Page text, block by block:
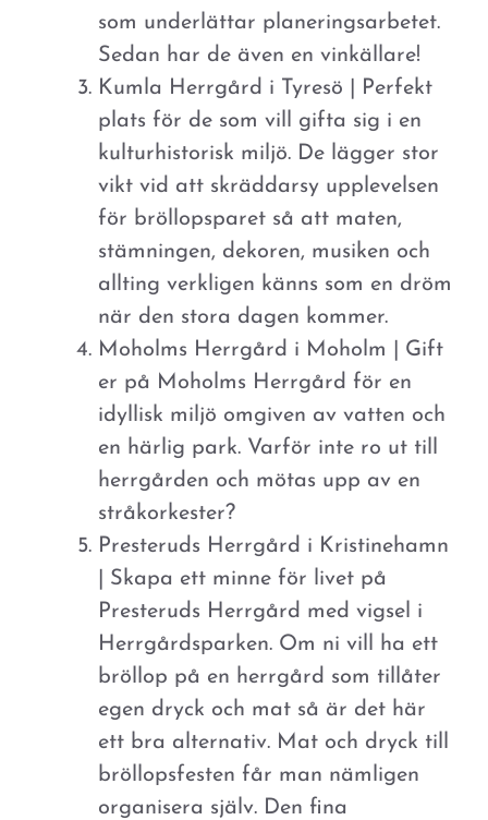
som underlättar planeringsarbetet.
Sedan har de även en vinkällare!
Kumla Herrgård i Tyresö | Perfekt
plats för de som vill gifta sig i en
kulturhistorisk miljö. De lägger stor
vikt vid att skräddarsy upplevelsen
för bröllopsparet så att maten,
stämningen, dekoren, musiken och
allting verkligen känns som en dröm
när den stora dagen kommer.
Moholms Herrgård i Moholm | Gift
er på Moholms Herrgård för en
idyllisk miljö omgiven av vatten och
en härlig park. Varför inte ro ut till
herrgården och mötas upp av en
stråkorkester?
Presteruds Herrgård i Kristinehamn
| Skapa ett minne för livet på
Presteruds Herrgård med vigsel i
Herrgårdsparken. Om ni vill ha ett
bröllop på en herrgård som tillåter
egen dryck och mat så är det här
ett bra alternativ. Mat och dryck till
bröllopsfesten får man nämligen
organisera själv. Den fina